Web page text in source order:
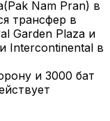
Nam Pran) в
трансфер в
Garden Plaza и
Intercontinental в
и 3000 бат